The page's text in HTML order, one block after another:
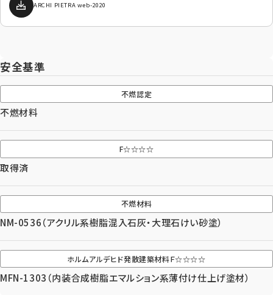
ARCHI PIETRA web-2020
安全基準
不燃認定
不燃材料
F☆☆☆☆
取得済
不燃材料
NM-0536（アクリル系樹脂混入石灰・大理石けい砂塗）
ホルムアルデヒド発散建築材料Ｆ☆☆☆☆
MFN-1303（内装合成樹脂エマルション系薄付け仕上げ塗材）